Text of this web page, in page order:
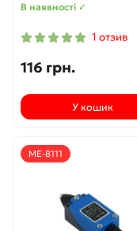
В наявності ✓
1 отзив
116 грн.
У кошик
ME-8111